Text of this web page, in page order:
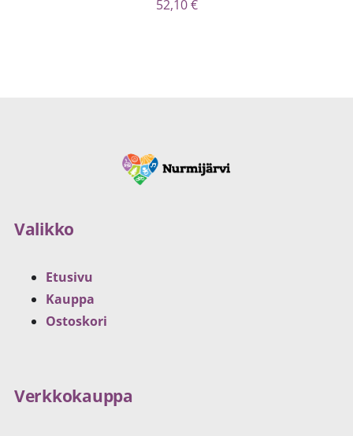
52,10€
Valikko
Etusivu
Kauppa
Ostoskori
Verkkokauppa